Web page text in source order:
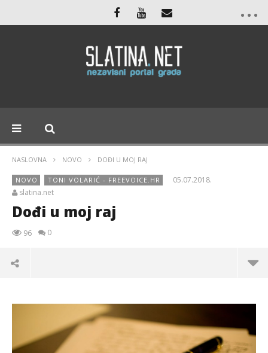
NASLOVNA NOVO DOĐI U MOJ RAJ
NOVO TONI VOLARIĆ - FREEVOICE.HR
05.07.2018.
slatina.net
Dođi u moj raj
96 0